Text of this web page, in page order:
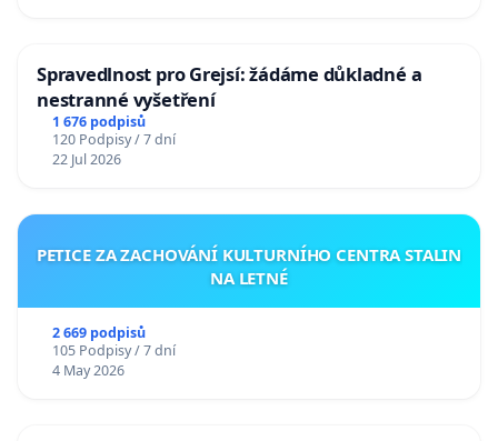
Spravedlnost pro Grejsí: žádáme důkladné a
nestranné vyšetření
1 676 podpisů
120 Podpisy / 7 dní
22 Jul 2026
PETICE ZA ZACHOVÁNÍ KULTURNÍHO CENTRA STALIN
NA LETNÉ
2 669 podpisů
105 Podpisy / 7 dní
4 May 2026